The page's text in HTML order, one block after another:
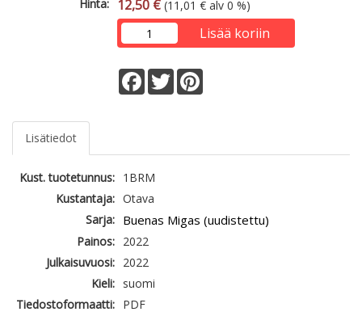
Hinta:
12,50 € (11,01 € alv 0 %)
Lisää koriin
Facebook
Twitter
Lisätiedot
Kust. tuotetunnus: 1BRM
Kustantaja: Otava
Sarja: Buenas Migas (uudistettu)
Painos: 2022
Julkaisuvuosi: 2022
Kieli: suomi
Tiedostoformaatti: PDF